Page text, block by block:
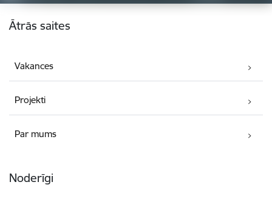
Kājene
Ātrās saites
Vakances
Projekti
Par mums
Noderīgi